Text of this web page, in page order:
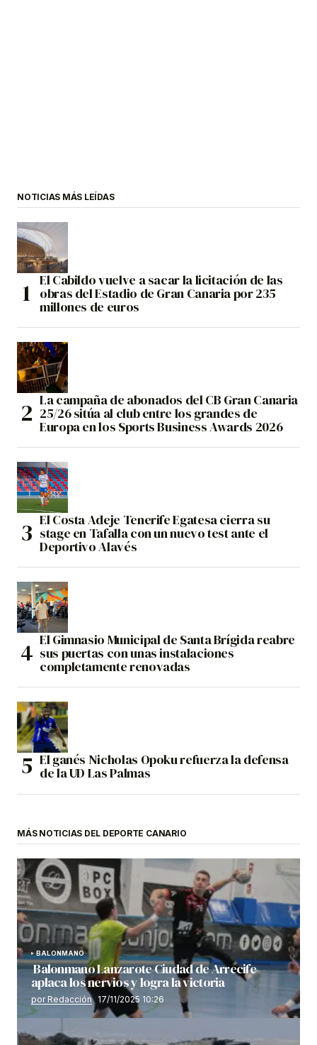
NOTICIAS MÁS LEÍDAS
El Cabildo vuelve a sacar la licitación de las
obras del Estadio de Gran Canaria por 235
millones de euros
La campaña de abonados del CB Gran Canaria
25/26 sitúa al club entre los grandes de
Europa en los Sports Business Awards 2026
El Costa Adeje Tenerife Egatesa cierra su
stage en Tafalla con un nuevo test ante el
Deportivo Alavés
El Gimnasio Municipal de Santa Brígida reabre
sus puertas con unas instalaciones
completamente renovadas
El ganés Nicholas Opoku refuerza la defensa
de la UD Las Palmas
MÁS NOTICIAS DEL DEPORTE CANARIO
BALONMANO
Balonmano Lanzarote Ciudad de Arrecife
aplaca los nervios y logra la victoria
por Redacción 17/11/2025 10:26